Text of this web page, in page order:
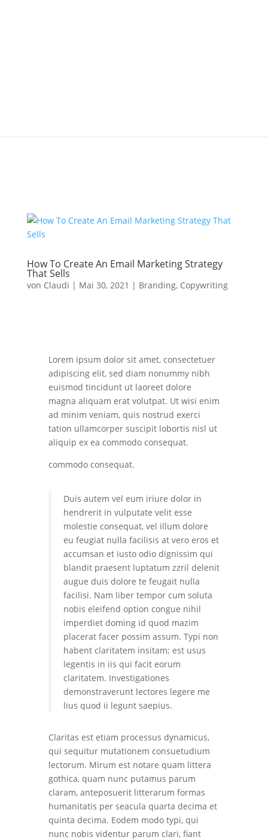
How To Create An Email Marketing Strategy
That Sells
von Claudi | Mai 30, 2021 | Branding, Copywriting
Lorem ipsum dolor sit amet, consectetuer
adipiscing elit, sed diam nonummy nibh
euismod tincidunt ut laoreet dolore
magna aliquam erat volutpat. Ut wisi enim
ad minim veniam, quis nostrud exerci
tation ullamcorper suscipit lobortis nisl ut
aliquip ex ea commodo consequat.
commodo consequat.
Duis autem vel eum iriure dolor in
hendrerit in vulputate velit esse
molestie consequat, vel illum dolore
eu feugiat nulla facilisis at vero eros et
accumsan et iusto odio dignissim qui
blandit praesent luptatum zzril delenit
augue duis dolore te feugait nulla
facilisi. Nam liber tempor cum soluta
nobis eleifend option congue nihil
imperdiet doming id quod mazim
placerat facer possim assum. Typi non
habent claritatem insitam; est usus
legentis in iis qui facit eorum
claritatem. Investigationes
demonstraverunt lectores legere me
lius quod ii legunt saepius.
Claritas est etiam processus dynamicus,
qui sequitur mutationem consuetudium
lectorum. Mirum est notare quam littera
gothica, quam nunc putamus parum
claram, anteposuerit litterarum formas
humanitatis per seacula quarta decima et
quinta decima. Eodem modo typi, qui
nunc nobis videntur parum clari, fiant